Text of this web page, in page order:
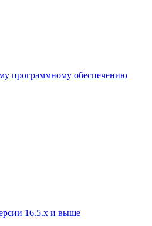
программному обеспечению
16.5.х и выше